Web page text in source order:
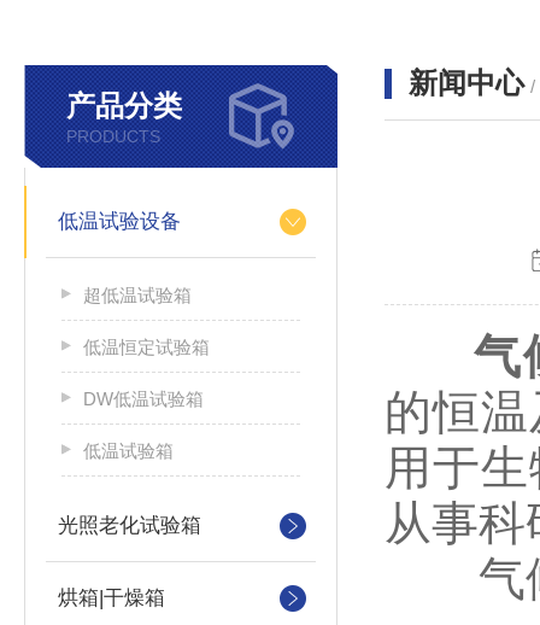
产品分类
PRODUCTS
低温试验设备
超低温试验箱
低温恒定试验箱
DW低温试验箱
低温试验箱
光照老化试验箱
烘箱|干燥箱
新闻中心 /
气
的恒
用于
从事
气候